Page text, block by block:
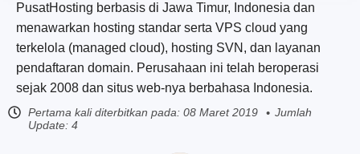
PusatHosting berbasis di Jawa Timur, Indonesia dan
menawarkan hosting standar serta VPS cloud yang
terkelola (managed cloud), hosting SVN, dan layanan
pendaftaran domain. Perusahaan ini telah beroperasi
sejak 2008 dan situs web-nya berbahasa Indonesia.
Pertama kali diterbitkan pada: 08 Maret 2019
Jumlah
Update: 4